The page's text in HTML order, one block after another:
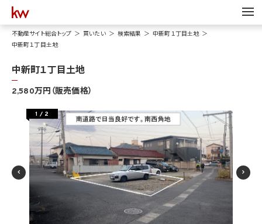
不動産サイト総合トップ 買いたい 検索結果
中新町１丁目土地
中新町１丁目土地
中新町１丁目土地
2,580万円（販売価格）
1 / 2